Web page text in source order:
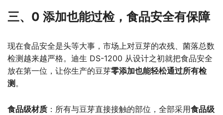
三、0 添加也能过检，食品安全有保障
现在食品安全是头等大事，市场上对豆芽的农残、菌落总数
检测越来越严格。迪生 DS-1200 从设计之初就把食品安全
放在第一位，让你生产的豆芽零添加也能轻松通过所有检
测 。
食品级材质 ：所有与豆芽直接接触的部位，全部采用食品级